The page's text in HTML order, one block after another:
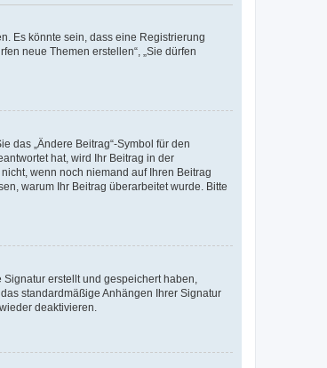
Es könnte sein, dass eine Registrierung
neue Themen erstellen“, „Sie dürfen
das „Ändere Beitrag“-Symbol für den
hat, wird Ihr Beitrag in der
wenn noch niemand auf Ihren Beitrag
warum Ihr Beitrag überarbeitet wurde. Bitte
erstellt und gespeichert haben,
standardmäßige Anhängen Ihrer Signatur
deaktivieren.